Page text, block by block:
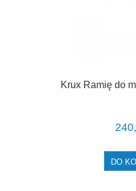
Krux Ramię do
DO